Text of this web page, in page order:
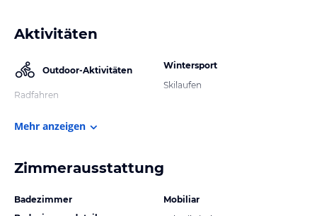
Aktivitäten
Outdoor-Aktivitäten
Radfahren
Wintersport
Skilaufen
Mehr anzeigen
Zimmerausstattung
Badezimmer
Mobiliar